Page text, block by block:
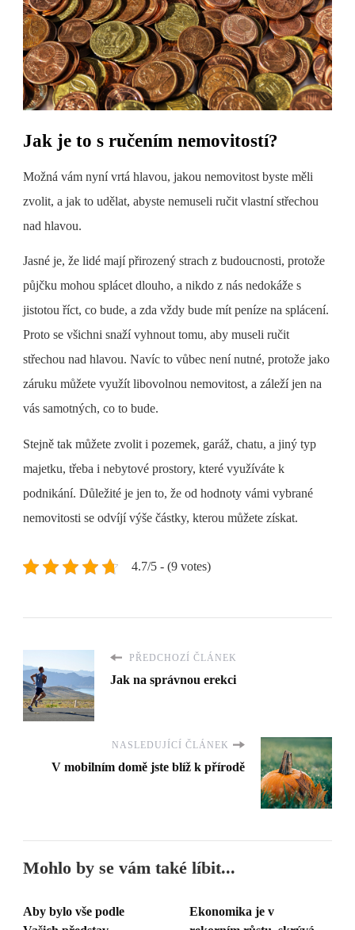
Jak je to s ručením nemovitostí?
Možná vám nyní vrtá hlavou, jakou nemovitost byste měli
zvolit, a jak to udělat, abyste nemuseli ručit vlastní střechou
nad hlavou.
Jasné je, že lidé mají přirozený strach z budoucnosti, protože
půjčku mohou splácet dlouho, a nikdo z nás nedokáže s
jistotou říct, co bude, a zda vždy bude mít peníze na splácení.
Proto se všichni snaží vyhnout tomu, aby museli ručit
střechou nad hlavou. Navíc to vůbec není nutné, protože jako
záruku můžete využít libovolnou nemovitost, a záleží jen na
vás samotných, co to bude.
Stejně tak můžete zvolit i pozemek, garáž, chatu, a jiný typ
majetku, třeba i nebytové prostory, které využíváte k
podnikání. Důležité je jen to, že od hodnoty vámi vybrané
nemovitosti se odvíjí výše částky, kterou můžete získat.
4.7/5 - (9 votes)
PŘEDCHOZÍ ČLÁNEK
Jak na správnou erekci
NASLEDUJÍCÍ ČLÁNEK
V mobilním domě jste blíž k přírodě
Mohlo by se vám také líbit...
Aby bylo vše podle
Ekonomika je v